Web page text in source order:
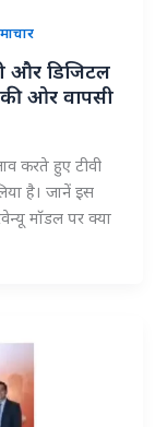
और डिजिटल
ओर वापसी
करते हुए टीवी
है। जानें इस
मॉडल पर क्या